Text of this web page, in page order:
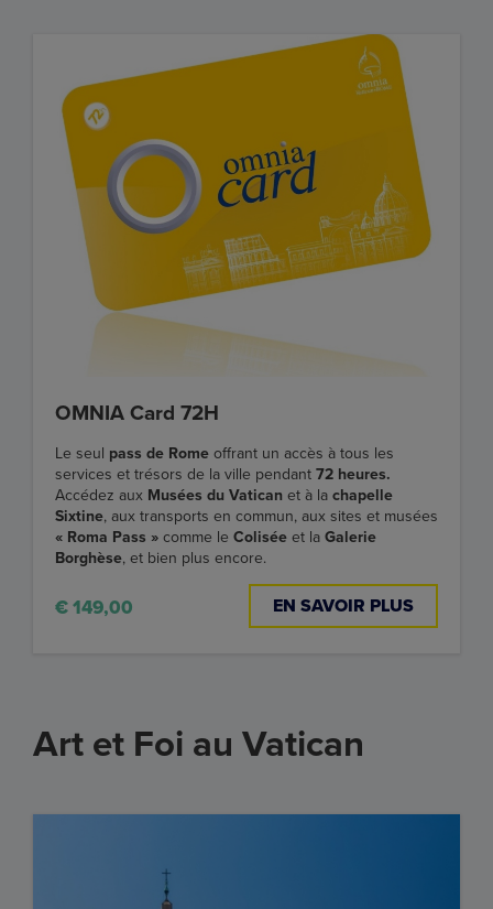
OMNIA Card 72H
Le seul pass de Rome offrant un accès à tous les
services et trésors de la ville pendant 72 heures.
Accédez aux Musées du Vatican et à la chapelle
Sixtine, aux transports en commun, aux sites et musées
« Roma Pass » comme le Colisée et la Galerie
Borghèse, et bien plus encore.
€ 149,00 EN SAVOIR PLUS
Art et Foi au Vatican